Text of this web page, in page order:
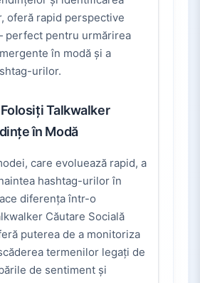
oferă rapid perspective
perfect pentru urmărirea
în modă și a
urilor.
Folosiți Talkwalker
în Modă
care evoluează rapid, a
hashtag-urilor în
diferența într-o
Căutare Socială
puterea de a monitoriza
termenilor legați de
de sentiment și